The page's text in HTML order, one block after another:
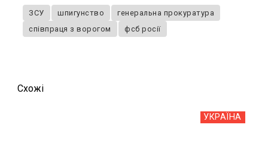
ЗСУ шпигунство
генеральна прокуратура
співпраця з ворогом
фсб росії
Схожi
УКРАЇНА